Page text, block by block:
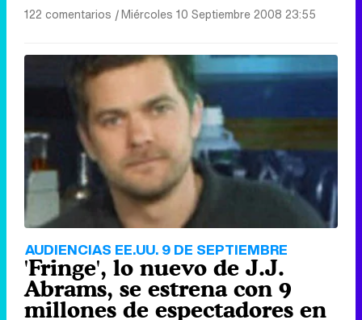
122 comentarios |Miércoles 10 Septiembre 2008 23:55
AUDIENCIAS EE.UU. 9 DE SEPTIEMBRE
'Fringe', lo nuevo de J.J.
Abrams, se estrena con 9
millones de espectadores en